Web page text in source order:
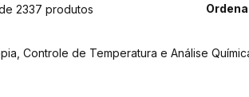
2337 produtos
Controle de Temperatura e Análise